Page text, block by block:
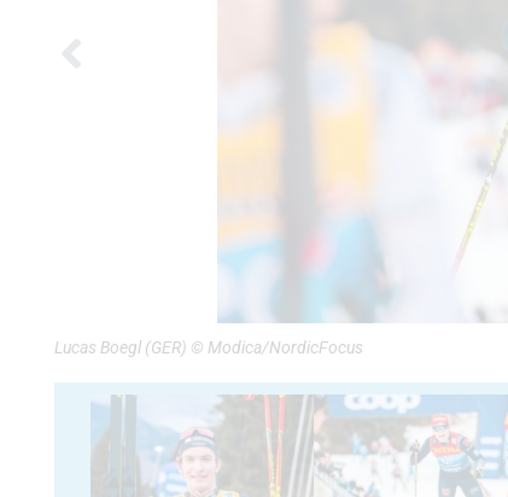
Lucas Boegl (GER) © Modica/NordicFocus